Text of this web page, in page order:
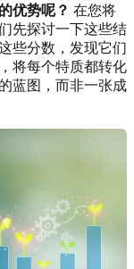
优势呢？ 在您将
先探讨一下这些结
些分数，发现它们
将每个特质都转化
蓝图，而非一张成